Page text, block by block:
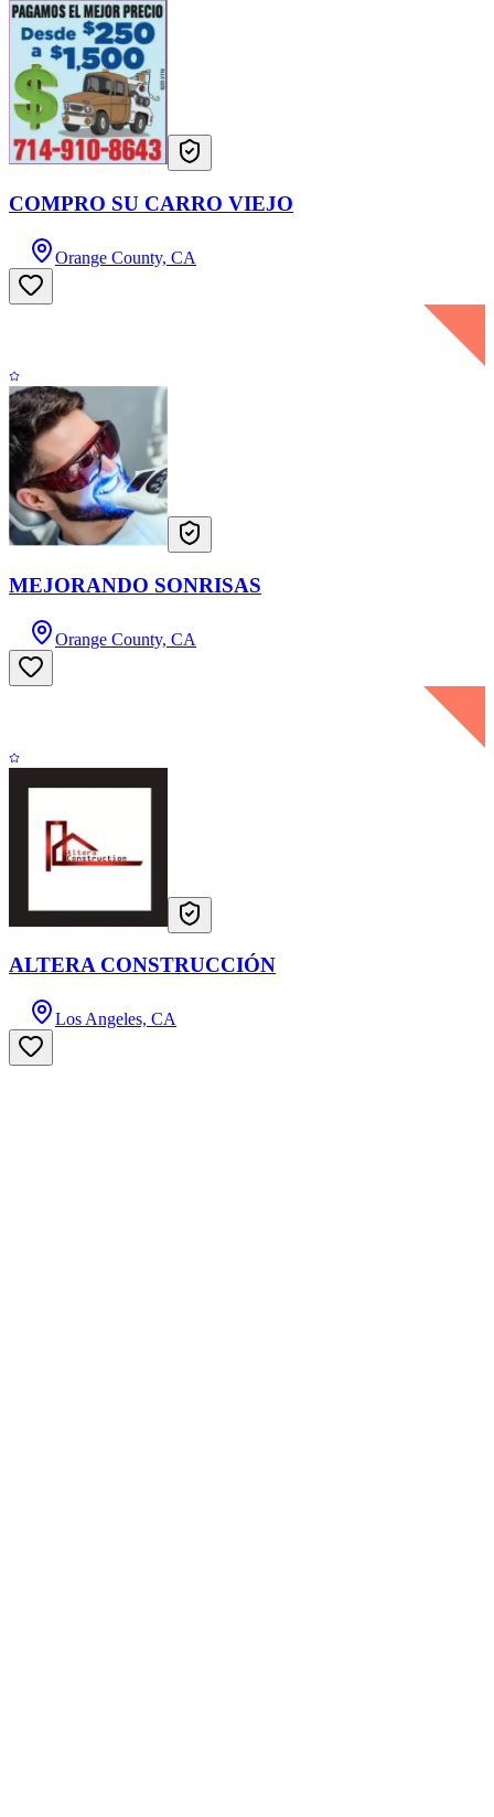
COMPRO SU CARRO VIEJO
Orange County, CA
MEJORANDO SONRISAS
Orange County, CA
ALTERA CONSTRUCCIÓN
Los Angeles, CA